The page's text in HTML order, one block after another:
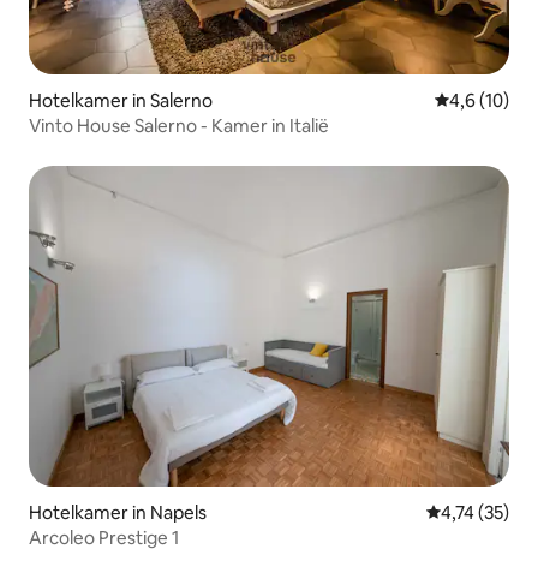
Hotelkamer in Salerno
4,6 (10)
Vinto House Salerno - Kamer in Italië
Hotelkamer in Napels Gemiddelde
4,74 (35)
Arcoleo Prestige 1